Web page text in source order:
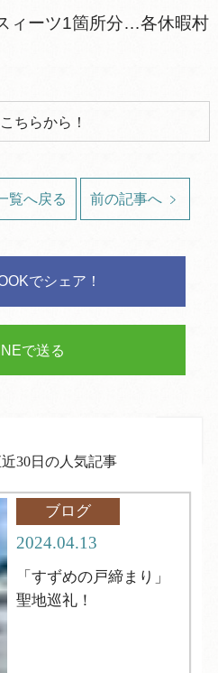
ィーツ1箇所分…各休暇村
ちらから！
覧へ戻る 前の記事へ
でシェア！
で送る
30日の人気記事
ブログ
2024.04.13
「すずめの戸締まり」
聖地巡礼！